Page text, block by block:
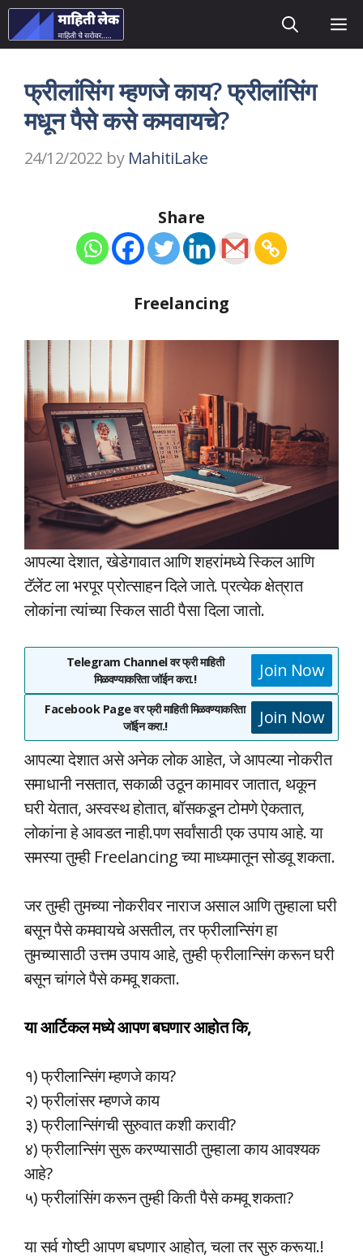
Skip
to
फ्रीलांसिंग म्हणजे काय? फ्रीलांसिंग
मधून पैसे कसे कमवायचे?
24/12/2022 by MahitiLake
Share
Freelancing
आपल्या देशात, खेडेगावात आणि शहरांमध्ये स्किल आणि
टॅलेंट ला भरपूर प्रोत्साहन दिले जाते. प्रत्येक क्षेत्रात
लोकांना त्यांच्या स्किल साठी पैसा दिला जातो.
Telegram Channel वर फ्री माहिती
मिळवण्याकरिता जॉईन करा.!
Join Now
Facebook Page वर फ्री माहिती मिळवण्याकरिता
जॉईन करा.!
Join Now
आपल्या देशात असे अनेक लोक आहेत, जे आपल्या नोकरीत
समाधानी नसतात, सकाळी उठून कामावर जातात, थकून
घरी येतात, अस्वस्थ होतात, बॉसकडून टोमणे ऐकतात,
लोकांना हे आवडत नाही.पण सर्वांसाठी एक उपाय आहे. या
समस्या तुम्ही Freelancing च्या माध्यमातून सोडवू शकता.
जर तुम्ही तुमच्या नोकरीवर नाराज असाल आणि तुम्हाला घरी
बसून पैसे कमवायचे असतील, तर फ्रीलान्सिंग हा
तुमच्यासाठी उत्तम उपाय आहे, तुम्ही फ्रीलान्सिंग करून घरी
बसून चांगले पैसे कमवू शकता.
या आर्टिकल मध्ये आपण बघणार आहोत कि,
१) फ्रीलान्सिंग म्हणजे काय?
२) फ्रीलांसर म्हणजे काय
३) फ्रीलान्सिंगची सुरुवात कशी करावी?
४) फ्रीलान्सिंग सुरू करण्यासाठी तुम्हाला काय आवश्यक
आहे?
५) फ्रीलांसिंग करून तुम्ही किती पैसे कमवू शकता?
या सर्व गोष्टी आपण बघणार आहोत, चला तर सुरु करूया.!